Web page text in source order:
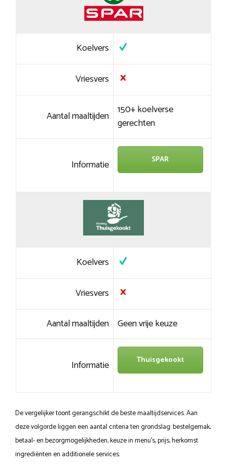
Koelvers
Vriesvers
Aantal maaltijden 150+ koelverse
gerechten
Informatie SPAR
Koelvers
Vriesvers
Aantal maaltijden Geen vrije keuze
Informatie Thuisgekookt
De vergelijker toont gerangschikt de beste maaltijdservices. Aan
deze volgorde liggen een aantal criteria ten grondslag: bestelgemak,
betaal- en bezorgmogelijkheden, keuze in menu’s, prijs, herkomst
ingrediënten en additionele services.